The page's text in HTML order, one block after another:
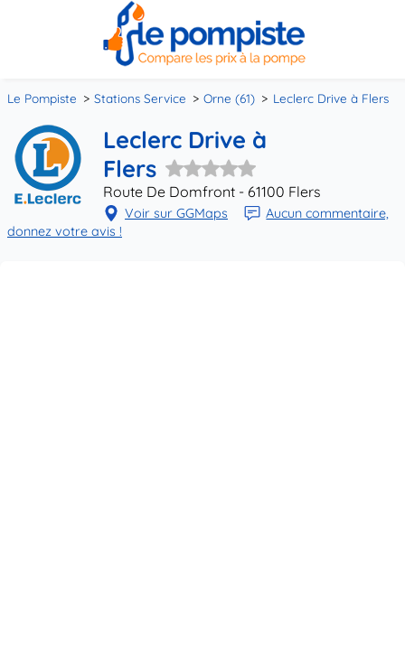
Le Pompiste Stations Service Orne (61) Leclerc Drive à Flers
Leclerc Drive à
Flers
Route De Domfront - 61100 Flers
Voir sur GGMaps
Aucun commentaire,
donnez votre avis !